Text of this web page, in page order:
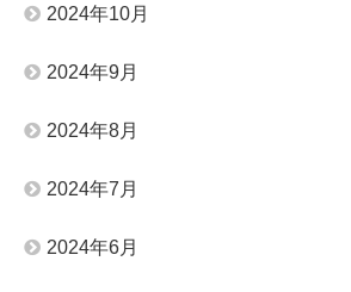
2024年10月
2024年9月
2024年8月
2024年7月
2024年6月